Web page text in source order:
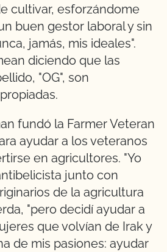
cultivar, esforzándome
buen gestor laboral y sin
jamás, mis ideales".
diciendo que las
"OG", son
fundó la Farmer Veteran
ayudar a los veteranos
en agricultores. "Yo
junto con
de la agricultura
"pero decidí ayudar a
que volvían de Irak y
de mis pasiones: ayudar